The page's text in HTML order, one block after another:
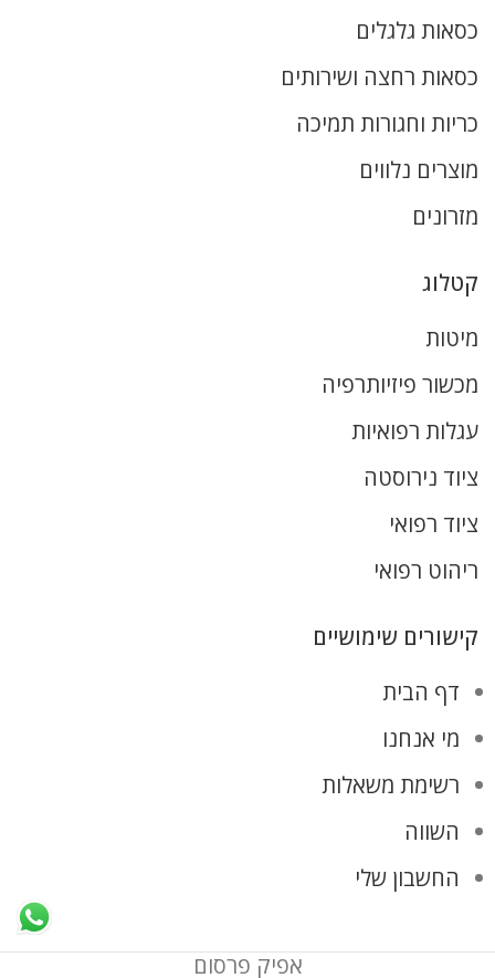
כסאות גלגלים
כסאות רחצה ושירותים
כריות וחגורות תמיכה
מוצרים נלווים
מזרונים
קטלוג
מיטות
מכשור פיזיותרפיה
עגלות רפואיות
ציוד נירוסטה
ציוד רפואי
ריהוט רפואי
קישורים שימושיים
דף הבית
מי אנחנו
רשימת משאלות
השווה
החשבון שלי
אפיק פרסום